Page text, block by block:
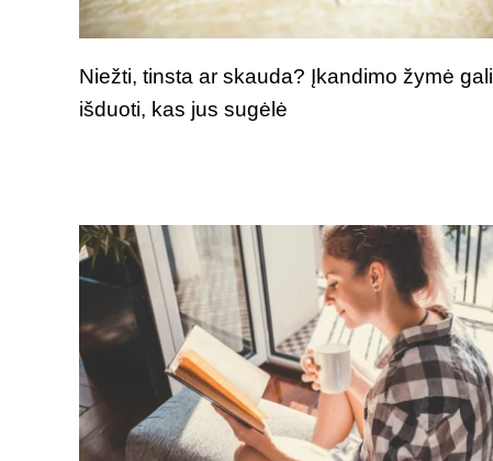
Niežti, tinsta ar skauda? Įkandimo žymė gali
išduoti, kas jus sugėlė